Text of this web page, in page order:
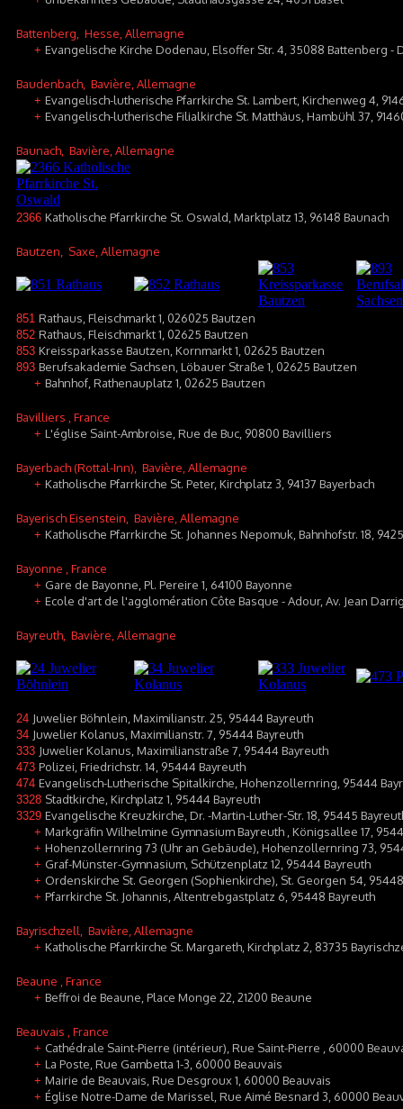
Battenberg , Hesse, Allemagne
+ Evangelische Kirche Dodenau, Elsoffer Str. 4, 35088 Battenberg -
Baudenbach , Bavière, Allemagne
+ Evangelisch-lutherische Pfarrkirche St. Lambert, Kirchenweg 4,
+ Evangelisch-lutherische Filialkirche St. Matthäus, Hambühl 37,
Baunach , Bavière, Allemagne
2366 Katholische Pfarrkirche St. Oswald, Marktplatz 13, 96148 Baunach
Bautzen , Saxe, Allemagne
851 Rathaus, Fleischmarkt 1, 026025 Bautzen
852 Rathaus, Fleischmarkt 1, 02625 Bautzen
853 Kreissparkasse Bautzen, Kornmarkt 1, 02625 Bautzen
893 Berufsakademie Sachsen, Löbauer Straße 1, 02625 Bautzen
+ Bahnhof, Rathenauplatz 1, 02625 Bautzen
Bavilliers , France
+ L'église Saint-Ambroise, Rue de Buc, 90800 Bavilliers
Bayerbach (Rottal-Inn) , Bavière, Allemagne
+ Katholische Pfarrkirche St. Peter, Kirchplatz 3, 94137 Bayerbach
Bayerisch Eisenstein , Bavière, Allemagne
+ Katholische Pfarrkirche St. Johannes Nepomuk, Bahnhofstr. 18,
Bayonne , France
+ Gare de Bayonne, Pl. Pereire 1, 64100 Bayonne
+ Ecole d'art de l'agglomération Côte Basque - Adour, Av. Jean
Bayreuth , Bavière, Allemagne
24 Juwelier Böhnlein, Maximilianstr. 25, 95444 Bayreuth
34 Juwelier Kolanus, Maximilianstr. 7, 95444 Bayreuth
333 Juwelier Kolanus, Maximilianstraße 7, 95444 Bayreuth
473 Polizei, Friedrichstr. 14, 95444 Bayreuth
474 Evangelisch-Lutherische Spitalkirche, Hohenzollernring, 95444
3328 Stadtkirche, Kirchplatz 1, 95444 Bayreuth
3329 Evangelische Kreuzkirche, Dr. -Martin-Luther-Str. 18, 95445
+ Markgräfin Wilhelmine Gymnasium Bayreuth , Königsallee 17,
+ Hohenzollernring 73 (Uhr an Gebäude), Hohenzollernring 73,
+ Graf-Münster-Gymnasium, Schützenplatz 12, 95444 Bayreuth
+ Ordenskirche St. Georgen (Sophienkirche), St. Georgen 54,
+ Pfarrkirche St. Johannis, Altentrebgastplatz 6, 95448 Bayreuth
Bayrischzell , Bavière, Allemagne
+ Katholische Pfarrkirche St. Margareth, Kirchplatz 2, 83735
Beaune , France
+ Beffroi de Beaune, Place Monge 22, 21200 Beaune
Beauvais , France
+ Cathédrale Saint-Pierre (intérieur), Rue Saint-Pierre , 60000
+ La Poste, Rue Gambetta 1-3, 60000 Beauvais
+ Mairie de Beauvais, Rue Desgroux 1, 60000 Beauvais
+ Église Notre-Dame de Marissel, Rue Aimé Besnard 3, 60000